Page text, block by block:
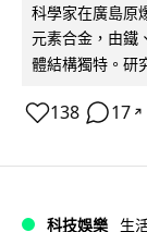
科學家在廣島原
元素合金，由鐵
體結構獨特。研
138 17 ↗
科技娛樂 生